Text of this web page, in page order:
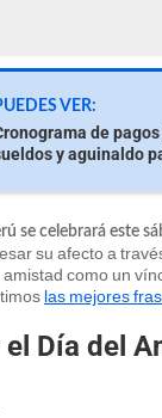
VER:
de
y aguinaldo
se celebrará este
su afecto a
como un
las mejores
Día del